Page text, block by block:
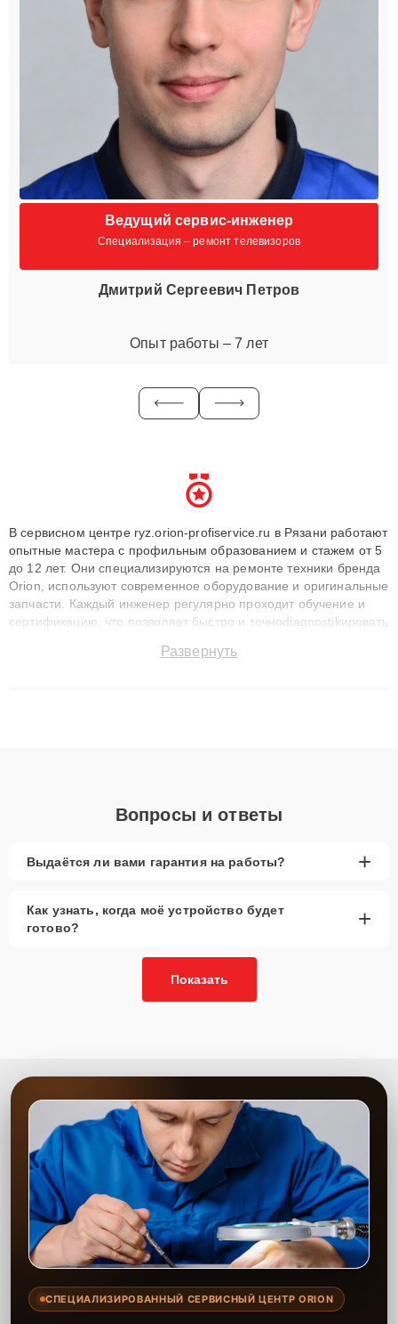
Ведущий сервис-инженер
Специализация – ремонт телевизоров
Дмитрий Сергеевич Петров
Опыт работы – 7 лет
В сервисном центре ryz.orion-profiservice.ru в Рязани работают
опытные мастера с профильным образованием и стажем от 5
до 12 лет. Они специализируются на ремонте техники бренда
Orion, используют современное оборудование и оригинальные
запчасти. Каждый инженер регулярно проходит обучение и
сертификацию, что позволяет быстро и точноdiagnostikировать
до 3 лет. Наши мастера решают сложные случаи: от замены
Развернуть
Вопросы и ответы
Выдаётся ли вами гарантия на работы? +
Как узнать, когда моё устройство будет
готово?
+
Показать
СПЕЦИАЛИЗИРОВАННЫЙ СЕРВИСНЫЙ ЦЕНТР ORION